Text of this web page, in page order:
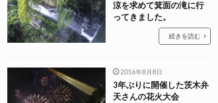
涼を求めて箕面の滝に行
ってきました。
続きを読む
2016年8月8日
3年ぶりに開催した茨木弁
天さんの花火大会